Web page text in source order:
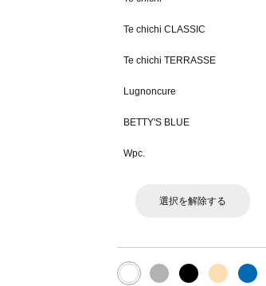
Te chichi CLASSIC
Te chichi TERRASSE
Lugnoncure
BETTY'S BLUE
Wpc.
選択を解除する